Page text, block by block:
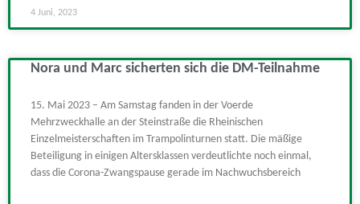
4 Juni, 2023
Nora und Marc sicherten sich die DM-Teilnahme
15. Mai 2023 – Am Samstag fanden in der Voerde
Mehrzweckhalle an der Steinstraße die Rheinischen
Einzelmeisterschaften im Trampolinturnen statt. Die mäßige
Beteiligung in einigen Altersklassen verdeutlichte noch einmal,
dass die Corona-Zwangspause gerade im Nachwuchsbereich